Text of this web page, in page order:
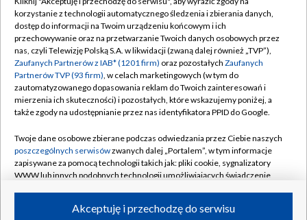
TVP
Abonament TVP
Emisja w TVP
Centrum informacji TVP
Naziemna Telewizja Cyfrowa
Rada Programowa
System NOS
Informacje o nadawcy
Program dla prasy
Regulamin TVP
Polityka prywatności
Moje zgody
Pomoc
Kontakt
Kanały
korzystanie z technologii automatycznego śledzenia i zbierania danych,
dostęp do informacji na Twoim urządzeniu końcowym i ich
przechowywanie oraz na przetwarzanie Twoich danych osobowych przez
nas, czyli Telewizję Polską S.A. w likwidacji (zwaną dalej również „TVP”),
Zaufanych Partnerów z IAB* (1201 firm) oraz pozostałych Zaufanych
Partnerów TVP (93 firm), w celach marketingowych (w tym do
zautomatyzowanego dopasowania reklam do Twoich zainteresowań i
mierzenia ich skuteczności) i pozostałych, które wskazujemy poniżej, a
także zgody na udostępnianie przez nas identyfikatora PPID do Google.
Twoje dane osobowe zbierane podczas odwiedzania przez Ciebie naszych
poszczególnych serwisówzwanych dalej „Portalem”, w tym informacje
zapisywane za pomocą technologii takich jak: pliki cookie, sygnalizatory
WWW lub innych podobnych technologii umożliwiających świadczenie
ruchu w Internecie.Akceptuję i przechodzę do serwisu